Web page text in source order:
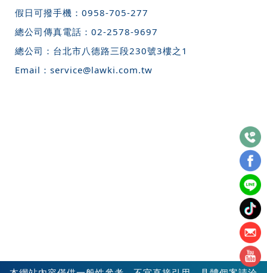
假日可撥手機： 0958-705-277
總公司傳真電話： 02-2578-9697
總公司： 台北市八德路三段230號3樓之1
Email： service@lawki.com.tw